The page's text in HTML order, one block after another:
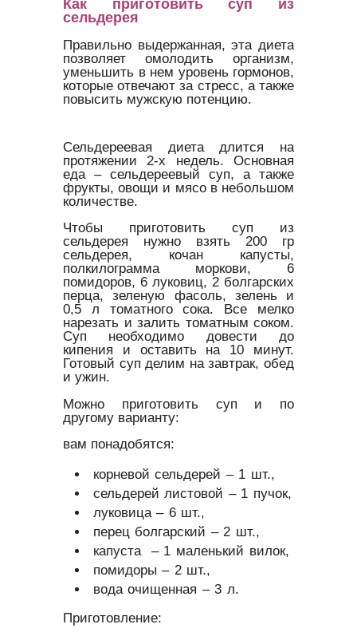
Как приготовить суп из
сельдерея
Правильно выдержанная, эта диета
позволяет омолодить организм,
уменьшить в нем уровень гормонов,
которые отвечают за стресс, а также
повысить мужскую потенцию.
Сельдереевая диета длится на
протяжении 2-х недель. Основная
еда – сельдереевый суп, а также
фрукты, овощи и мясо в небольшом
количестве.
Чтобы приготовить суп из
сельдерея нужно взять 200 гр
сельдерея, кочан капусты,
полкилограмма моркови, 6
помидоров, 6 луковиц, 2 болгарских
перца, зеленую фасоль, зелень и
0,5 л томатного сока. Все мелко
нарезать и залить томатным соком.
Суп необходимо довести до
кипения и оставить на 10 минут.
Готовый суп делим на завтрак, обед
и ужин.
Можно приготовить суп и по
другому варианту:
вам понадобятся:
корневой сельдерей – 1 шт.,
сельдерей листовой – 1 пучок,
луковица – 6 шт.,
перец болгарский – 2 шт.,
капуста – 1 маленький вилок,
помидоры – 2 шт.,
вода очищенная – 3 л.
Приготовление: